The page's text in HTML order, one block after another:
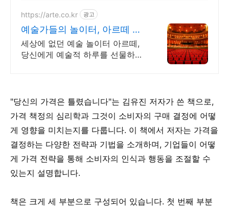
https://arte.co.kr 광고
예술가들의 놀이터, 아르떼 대
한민국 문화예술 플랫폼
세상에 없던 예술 놀이터 아르떼,
당신에게 예술적 하루를 선물하세
"당신의 가격은 틀렸습니다"는 김유진 저자가 쓴 책으로,
가격 책정의 심리학과 그것이 소비자의 구매 결정에 어떻
게 영향을 미치는지를 다룹니다. 이 책에서 저자는 가격을
결정하는 다양한 전략과 기법을 소개하며, 기업들이 어떻
게 가격 전략을 통해 소비자의 인식과 행동을 조절할 수
있는지 설명합니다.
책은 크게 세 부분으로 구성되어 있습니다. 첫 번째 부분